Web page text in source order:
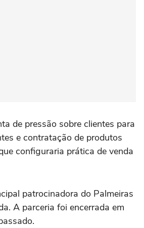
de pressão sobre clientes para
e contratação de produtos
configuraria prática de venda
patrocinadora do Palmeiras
A parceria foi encerrada em